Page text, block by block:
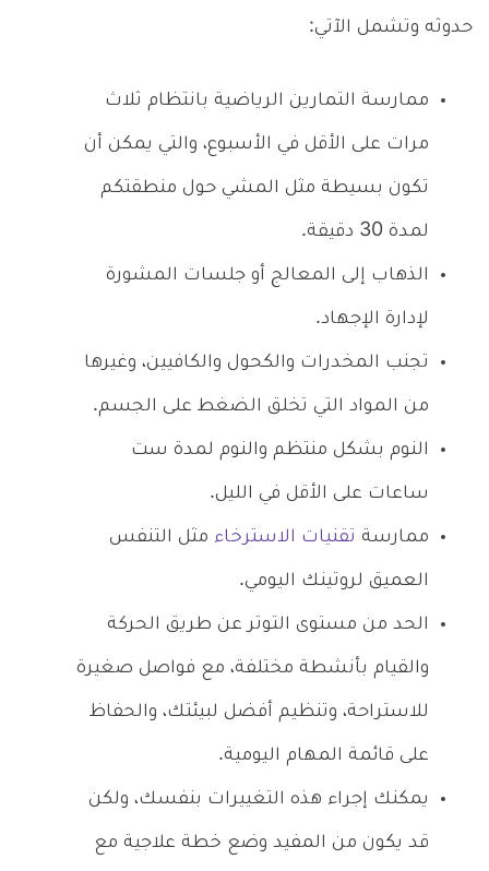
حدوثه وتشمل الآتي:
ممارسة التمارين الرياضية بانتظام ثلاث
مرات على الأقل في الأسبوع، والتي يمكن أن
تكون بسيطة مثل المشي حول منطقتكم
لمدة 30 دقيقة.
الذهاب إلى المعالج أو جلسات المشورة
لإدارة الإجهاد.
تجنب المخدرات والكحول والكافيين، وغيرها
من المواد التي تخلق الضغط على الجسم.
النوم بشكل منتظم والنوم لمدة ست
ساعات على الأقل في الليل.
ممارسة تقنيات الاسترخاء مثل التنفس
العميق لروتينك اليومي.
الحد من مستوى التوتر عن طريق الحركة
والقيام بأنشطة مختلفة، مع فواصل صغيرة
للاستراحة، وتنظيم أفضل لبيئتك، والحفاظ
على قائمة المهام اليومية.
يمكنك إجراء هذه التغييرات بنفسك، ولكن
قد يكون من المفيد وضع خطة علاجية مع